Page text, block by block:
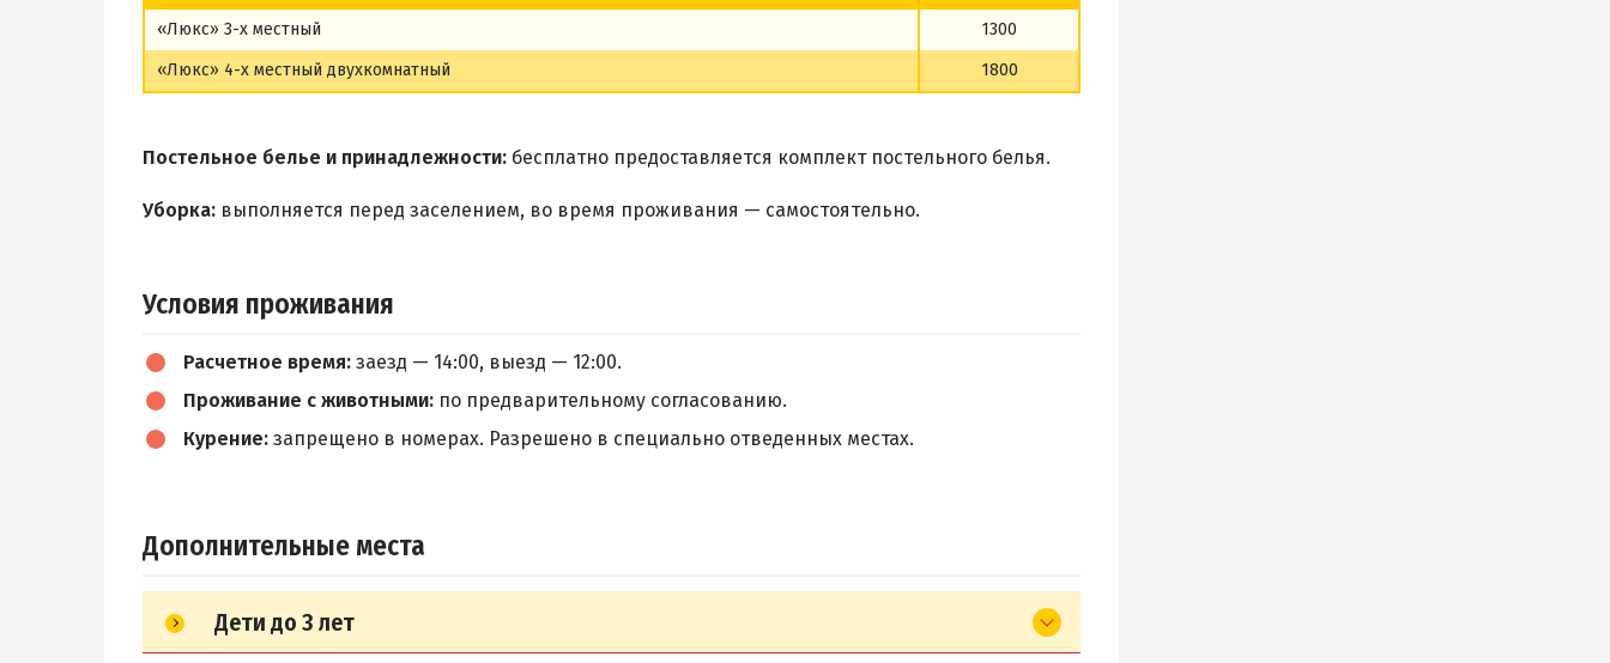
«Люкс» 3-х местный
1300
«Люкс» 4-х местный двухкомнатный
1800
Постельное белье и принадлежности: бесплатно предоставляется комплект постельного белья.
Уборка: выполняется перед заселением, во время проживания — самостоятельно.
Условия проживания
Расчетное время: заезд — 14:00, выезд — 12:00.
Проживание с животными: по предварительному согласованию.
Курение: запрещено в номерах. Разрешено в специально отведенных местах.
Дополнительные места
Дети до 3 лет